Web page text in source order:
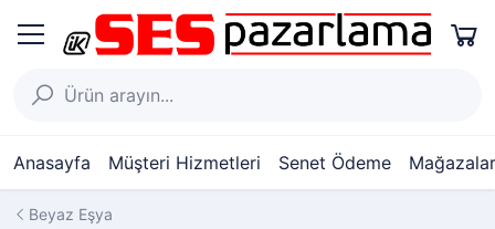
Anasayfa Müşteri Hizmetleri Senet Ödeme
Beyaz Eşya